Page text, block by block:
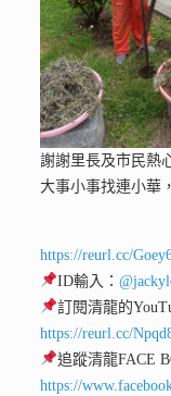
謝謝里長及市民熱
大事小事找連小華
https://reurl.cc/
ID輸入：
訂閱清龍的
https://reurl.cc/
追蹤清龍FACE
https://